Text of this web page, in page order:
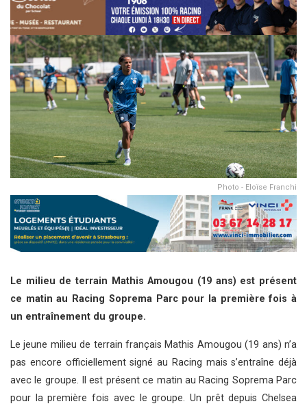
Photo - Eloïse Franchi
Le milieu de terrain Mathis Amougou (19 ans) est présent
ce matin au Racing Soprema Parc pour la première fois à
un entraînement du groupe.
Le jeune milieu de terrain français Mathis Amougou (19 ans) n’a
pas encore officiellement signé au Racing mais s’entraîne déjà
avec le groupe. Il est présent ce matin au Racing Soprema Parc
pour la première fois avec le groupe. Un prêt depuis Chelsea